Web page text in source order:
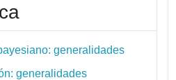
generalidades
generalidades